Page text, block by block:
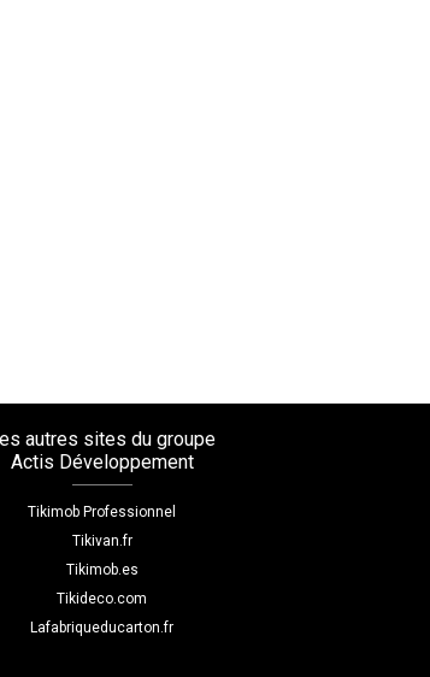
autres sites du groupe
Actis Développement
Tikimob Professionnel
Tikivan.fr
Tikimob.es
Tikideco.com
Lafabriqueducarton.fr